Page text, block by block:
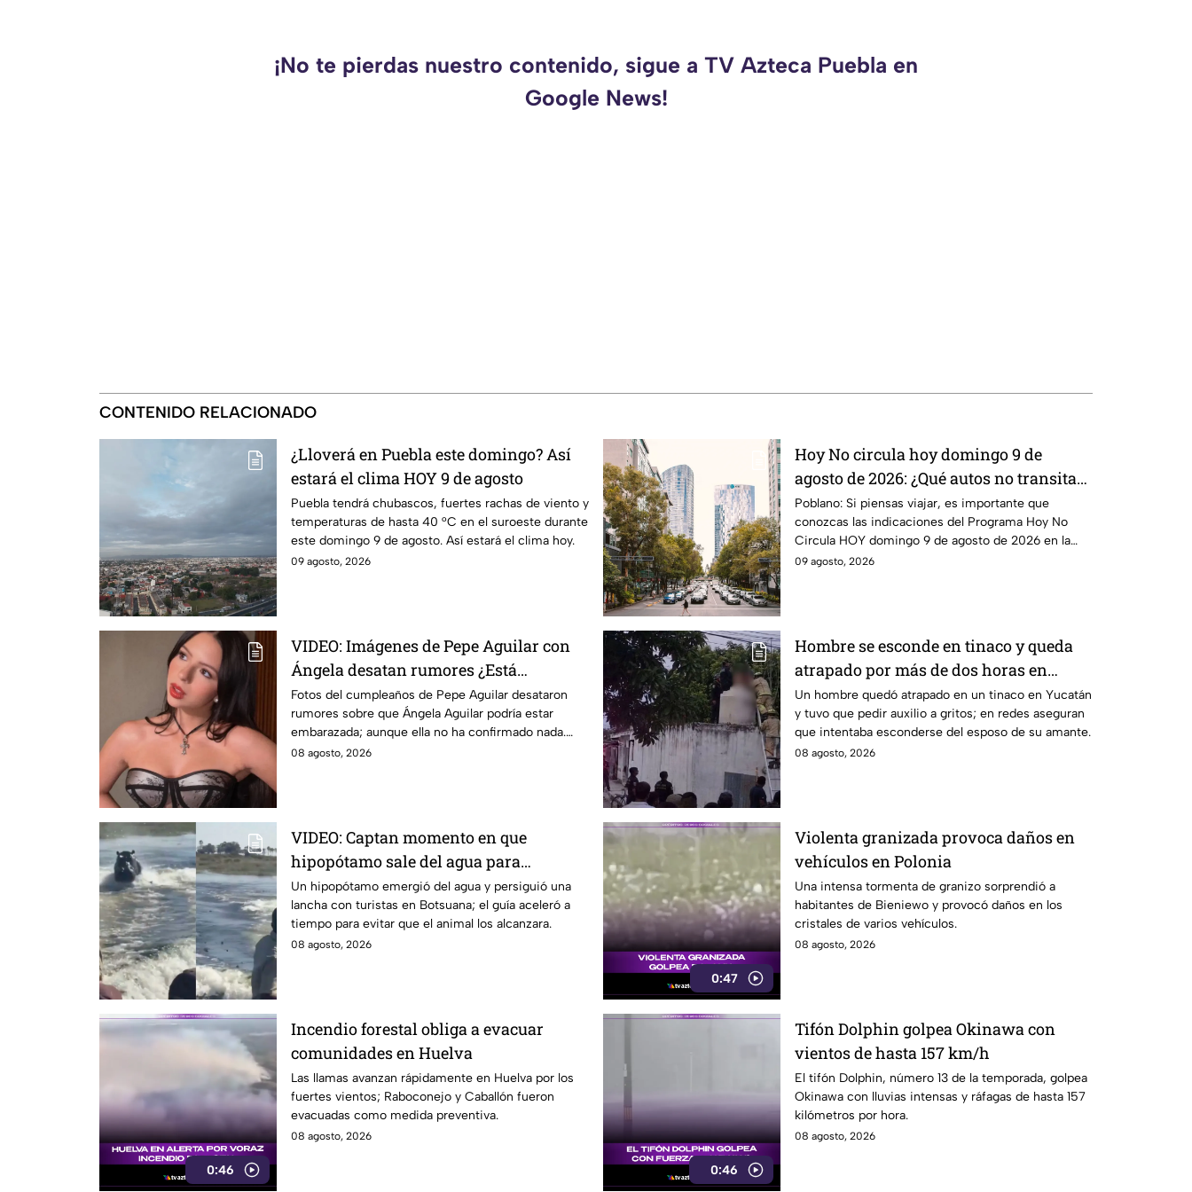
¡No te pierdas nuestro contenido, sigue a TV Azteca Puebla en
Google News!
CONTENIDO RELACIONADO
¿Lloverá en Puebla este domingo? Así
estará el clima HOY 9 de agosto
Puebla tendrá chubascos, fuertes rachas de viento y
temperaturas de hasta 40 °C en el suroeste durante
este domingo 9 de agosto. Así estará el clima hoy.
09 agosto, 2026
Hoy No circula hoy domingo 9 de
agosto de 2026: ¿Qué autos no transitan
en la CDMX y EdoMex?
Poblano: Si piensas viajar, es importante que
conozcas las indicaciones del Programa Hoy No
Circula HOY domingo 9 de agosto de 2026 en la
CDMX y EdoMex.
09 agosto, 2026
VIDEO: Imágenes de Pepe Aguilar con
Ángela desatan rumores ¿Está
embarazada?
Fotos del cumpleaños de Pepe Aguilar desataron
rumores sobre que Ángela Aguilar podría estar
embarazada; aunque ella no ha confirmado nada.
Esto se sabe.
08 agosto, 2026
Hombre se esconde en tinaco y queda
atrapado por más de dos horas en
Yucatán; así lo encontraron
Un hombre quedó atrapado en un tinaco en Yucatán
y tuvo que pedir auxilio a gritos; en redes aseguran
que intentaba esconderse del esposo de su amante.
08 agosto, 2026
VIDEO: Captan momento en que
hipopótamo sale del agua para
perseguir a turistas en lancha
Un hipopótamo emergió del agua y persiguió una
lancha con turistas en Botsuana; el guía aceleró a
tiempo para evitar que el animal los alcanzara.
08 agosto, 2026
0:47
Violenta granizada provoca daños en
vehículos en Polonia
Una intensa tormenta de granizo sorprendió a
habitantes de Bieniewo y provocó daños en los
cristales de varios vehículos.
08 agosto, 2026
0:46
Incendio forestal obliga a evacuar
comunidades en Huelva
Las llamas avanzan rápidamente en Huelva por los
fuertes vientos; Raboconejo y Caballón fueron
evacuadas como medida preventiva.
08 agosto, 2026
0:46
Tifón Dolphin golpea Okinawa con
vientos de hasta 157 km/h
El tifón Dolphin, número 13 de la temporada, golpea
Okinawa con lluvias intensas y ráfagas de hasta 157
kilómetros por hora.
08 agosto, 2026